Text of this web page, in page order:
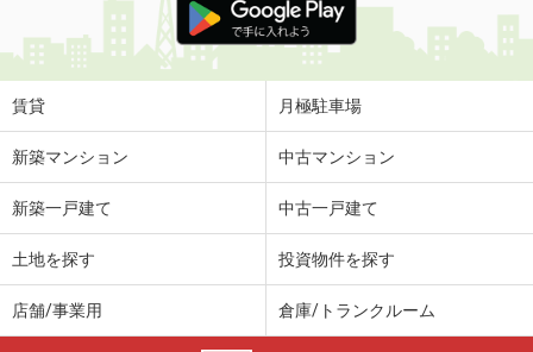
賃貸 月極駐車場
新築マンション 中古マンション
新築一戸建て 中古一戸建て
土地を探す 投資物件を探す
店舗/事業用 倉庫/トランクルーム